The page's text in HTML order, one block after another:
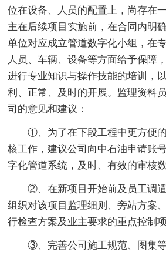
位在设备、人员的配置上，尚存在
主在后续项目实施前，在合同内明
单位对应成立管道数字化小组，在
人员、车辆、设备等方面给予保障
进行专业知识与操作技能的培训，
利、正常、及时的开展。监理资料
司的意见和建议：
①、为了在下段工程中更方便的
核工作，建议公司向中石油申请账
字化管道系统，及时、有效的审核数
②、在新项目开始前及员工调遣
组织对该项目监理细则、旁站方案
行检查方案及业主要求的重点控制
③、完善公司施工规范、图集等